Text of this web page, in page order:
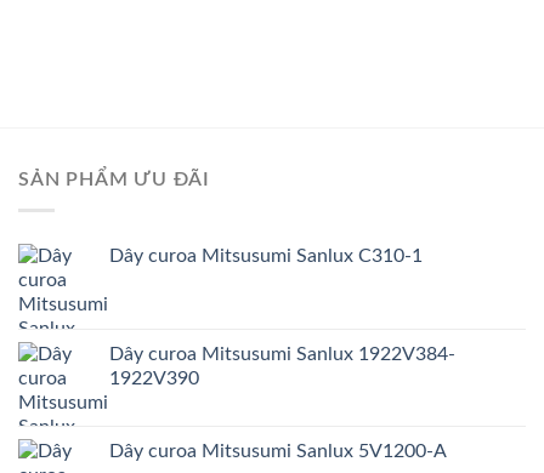
SẢN PHẨM ƯU ĐÃI
Dây curoa Mitsusumi Sanlux C310-1
Dây curoa Mitsusumi Sanlux 1922V384-
1922V390
Dây curoa Mitsusumi Sanlux 5V1200-A